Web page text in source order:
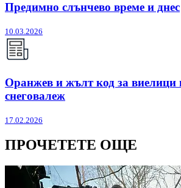
Предимно слънчево време и днес
10.03.2026
Оранжев и жълт код за виелици
снеговалеж
17.02.2026
ПРОЧЕТЕТЕ ОЩЕ